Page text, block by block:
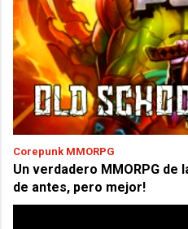
Corepunk MMORPG
Un verdadero MMORPG de
de antes, pero mejor!